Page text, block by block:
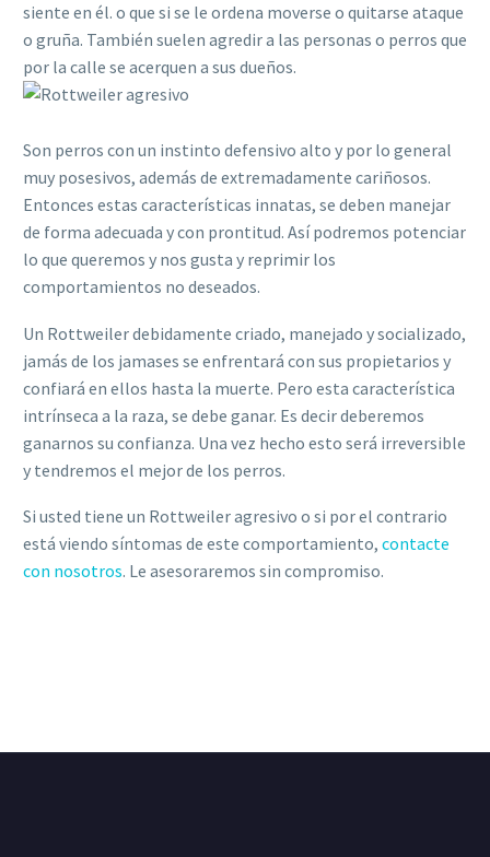
siente en él. o que si se le ordena moverse o quitarse ataque
o gruña. También suelen agredir a las personas o perros que
por la calle se acerquen a sus dueños.
Son perros con un instinto defensivo alto y por lo general
muy posesivos, además de extremadamente cariñosos.
Entonces estas características innatas, se deben manejar
de forma adecuada y con prontitud. Así podremos potenciar
lo que queremos y nos gusta y reprimir los
comportamientos no deseados.
Un Rottweiler debidamente criado, manejado y socializado,
jamás de los jamases se enfrentará con sus propietarios y
confiará en ellos hasta la muerte. Pero esta característica
intrínseca a la raza, se debe ganar. Es decir deberemos
ganarnos su confianza. Una vez hecho esto será irreversible
y tendremos el mejor de los perros.
Si usted tiene un Rottweiler agresivo o si por el contrario
está viendo síntomas de este comportamiento, contacte
con nosotros. Le asesoraremos sin compromiso.